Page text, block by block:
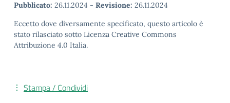
Pubblicato: 26.11.2024 - Revisione: 26.11.2024
Eccetto dove diversamente specificato, questo articolo è
stato rilasciato sotto Licenza Creative Commons
Attribuzione 4.0 Italia.
Stampa / Condividi